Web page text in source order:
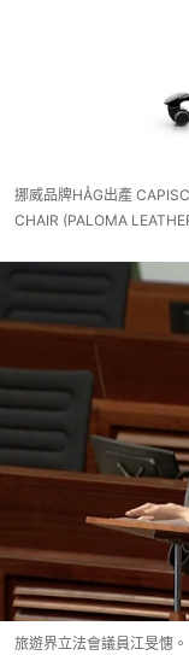
挪威品牌HÅG出產
CHAIR (PALOMA
旅遊界立法會議員江旻憓。